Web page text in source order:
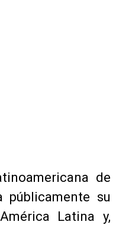
de
públicamente su
Latina y,